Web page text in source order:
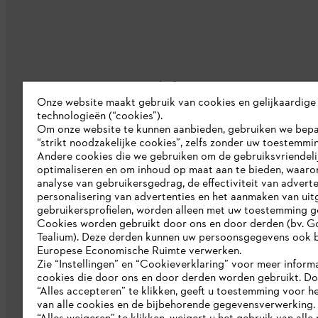
Bedrijf
Over ons
Pers
Werken bij STIHL
Duurzaamheid
STIHL rapportagesysteem
Catalogus
Onze website maakt gebruik van cookies en gelijkaardige
technologieën (“cookies”).
Om onze website te kunnen aanbieden, gebruiken we
“strikt noodzakelijke cookies”, zelfs zonder uw
Andere cookies die we gebruiken om de
optimaliseren en om inhoud op maat aan te bieden,
analyse van gebruikersgedrag, de effectiviteit van
personalisering van advertenties en het aanmaken van
gebruikersprofielen, worden alleen met uw toestemming
Cookies worden gebruikt door ons en door derden (bv.
Tealium). Deze derden kunnen uw persoonsgegevens ook
Europese Economische Ruimte verwerken.
Zie “Instellingen” en “Cookieverklaring” voor meer
cookies die door ons en door derden worden gebruikt.
“Alles accepteren” te klikken, geeft u toestemming voor
van alle cookies en de bijbehorende